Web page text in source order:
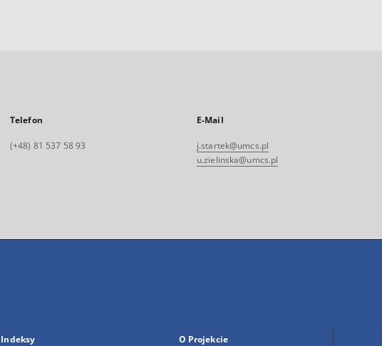
Telefon
(+48) 81 537 58 93
E-Mail
j.startek@umcs.pl
u.zielinska@umcs.pl
Indeksy O Projekcie